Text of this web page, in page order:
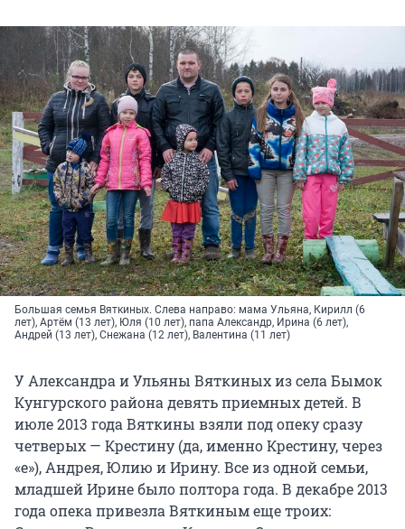
Большая семья Вяткиных. Слева направо: мама Ульяна, Кирилл (6
лет), Артём (13 лет), Юля (10 лет), папа Александр, Ирина (6 лет),
Андрей (13 лет), Снежана (12 лет), Валентина (11 лет)
У Александра и Ульяны Вяткиных из села Бымок
Кунгурского района девять приемных детей. В
июле 2013 года Вяткины взяли под опеку сразу
четверых — Крестину (да, именно Крестину, через
«е»), Андрея, Юлию и Ирину. Все из одной семьи,
младшей Ирине было полтора года. В декабре 2013
года опека привезла Вяткиным еще троих: